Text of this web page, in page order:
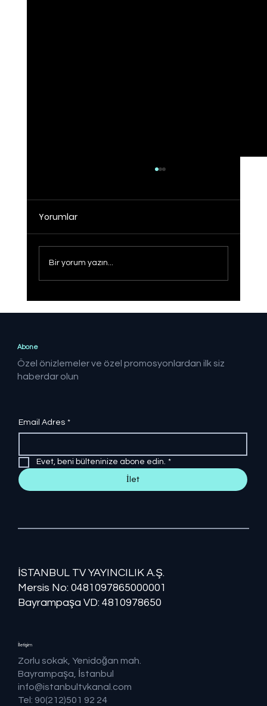
Yorumlar
Bir yorum yazın...
Abone
Özel önizlemeler ve özel promosyonlardan ilk siz
haberdar olun
Email Adres *
Evet, beni bülteninize abone edin. *
İlet
İSTANBUL TV YAYINCILIK A.Ş.
Mersis No: ​​0481097865000001
Bayrampaşa VD: 4810978650
İletişim
Zorlu sokak, Yenidoğan mah.
Bayrampaşa, İstanbul
info@istanbultvkanal.com
Tel: 90(212)501 92 24